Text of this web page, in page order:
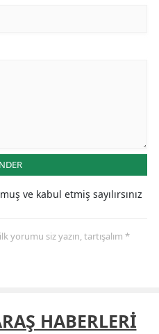
ve kabul etmiş sayılırsınız
yorumu siz yazın, tartışalım *
HABERLERİ